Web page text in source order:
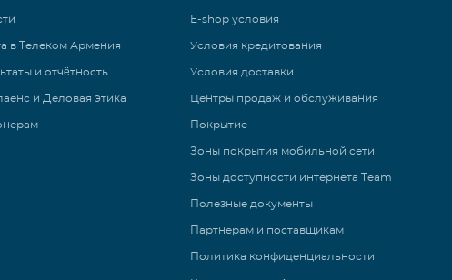
в Телеком Армения
и отчётность
и Деловая этика
E-shop условия
Условия кредитования
Условия доставки
Центры продаж и обслуживания
Покрытие
Зоны покрытия мобильной сети
Зоны доступности интернета Team
Полезные документы
Партнерам и поставщикам
Политика конфиденциальности